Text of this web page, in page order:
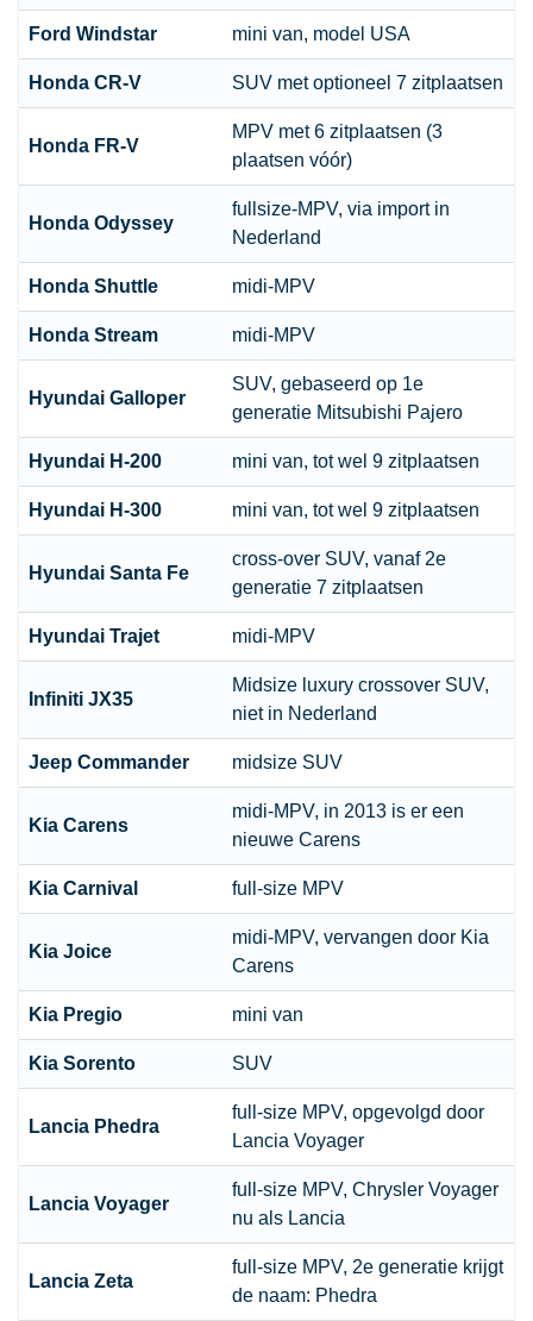
Ford Windstar mini van, model USA
Honda CR-V SUV met optioneel 7 zitplaatsen
Honda FR-V
MPV met 6 zitplaatsen (3
plaatsen vóór)
Honda Odyssey
fullsize-MPV, via import in
Nederland
Honda Shuttle midi-MPV
Honda Stream midi-MPV
Hyundai Galloper
SUV, gebaseerd op 1e
generatie Mitsubishi Pajero
Hyundai H-200 mini van, tot wel 9 zitplaatsen
Hyundai H-300 mini van, tot wel 9 zitplaatsen
Hyundai Santa Fe
cross-over SUV, vanaf 2e
generatie 7 zitplaatsen
Hyundai Trajet midi-MPV
Infiniti JX35
Midsize luxury crossover SUV,
niet in Nederland
Jeep Commander midsize SUV
Kia Carens
midi-MPV, in 2013 is er een
nieuwe Carens
Kia Carnival full-size MPV
Kia Joice
midi-MPV, vervangen door Kia
Carens
Kia Pregio mini van
Kia Sorento SUV
Lancia Phedra
full-size MPV, opgevolgd door
Lancia Voyager
Lancia Voyager
full-size MPV, Chrysler Voyager
nu als Lancia
Lancia Zeta
full-size MPV, 2e generatie krijgt
de naam: Phedra